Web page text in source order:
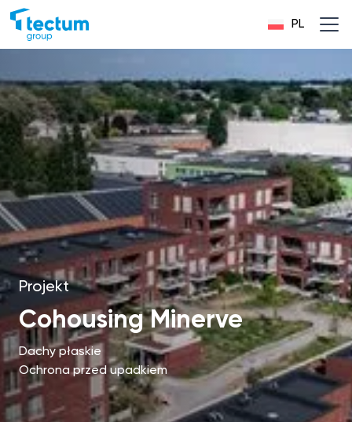
PL
Projekt
Cohousing Minerve
Dachy płaskie
Ochrona przed upadkiem